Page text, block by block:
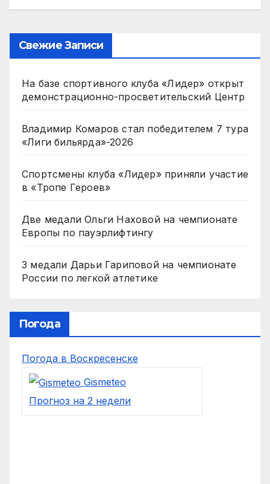
Свежие Записи
На базе спортивного клуба «Лидер» открыт
демонстрационно-просветительский Центр
Владимир Комаров стал победителем 7 тура
«Лиги бильярда»-2026
Спортсмены клуба «Лидер» приняли участие
в «Тропе Героев»
Две медали Ольги Наховой на чемпионате
Европы по пауэрлифтингу
3 медали Дарьи Гариповой на чемпионате
России по легкой атлетике
Погода
Погода в Воскресенске
Gismeteo
Прогноз на 2 недели